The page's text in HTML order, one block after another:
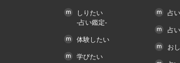
しりたい
-占い鑑定-
体験したい
学びたい
占
占
お